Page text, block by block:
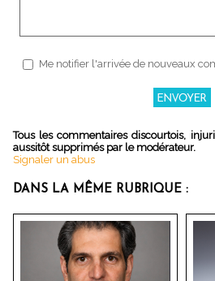
Me notifier l'arrivée de nouveaux
Tous les commentaires discourtois,
aussitôt supprimés par le modérateur.
Signaler un abus
DANS LA MÊME RUBRIQUE :